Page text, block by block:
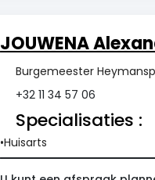
JOUWENA
Burgemeester
+32 11 34 57 06
Specialisaties :
Huisarts